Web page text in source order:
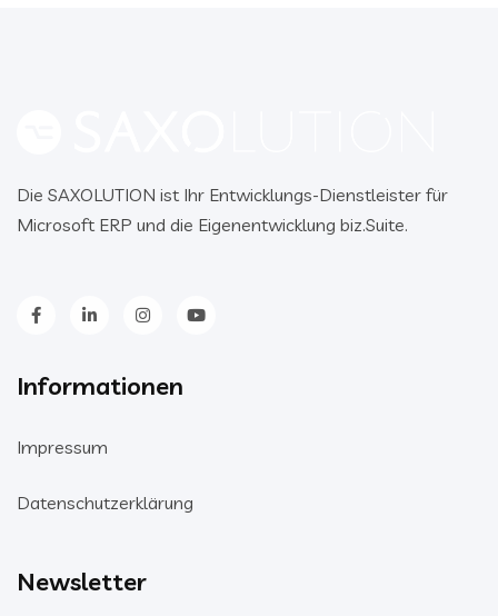
Die SAXOLUTION ist Ihr Entwicklungs-Dienstleister für
Microsoft ERP und die Eigenentwicklung biz.Suite.
Informationen
Impressum
Datenschutzerklärung
Newsletter